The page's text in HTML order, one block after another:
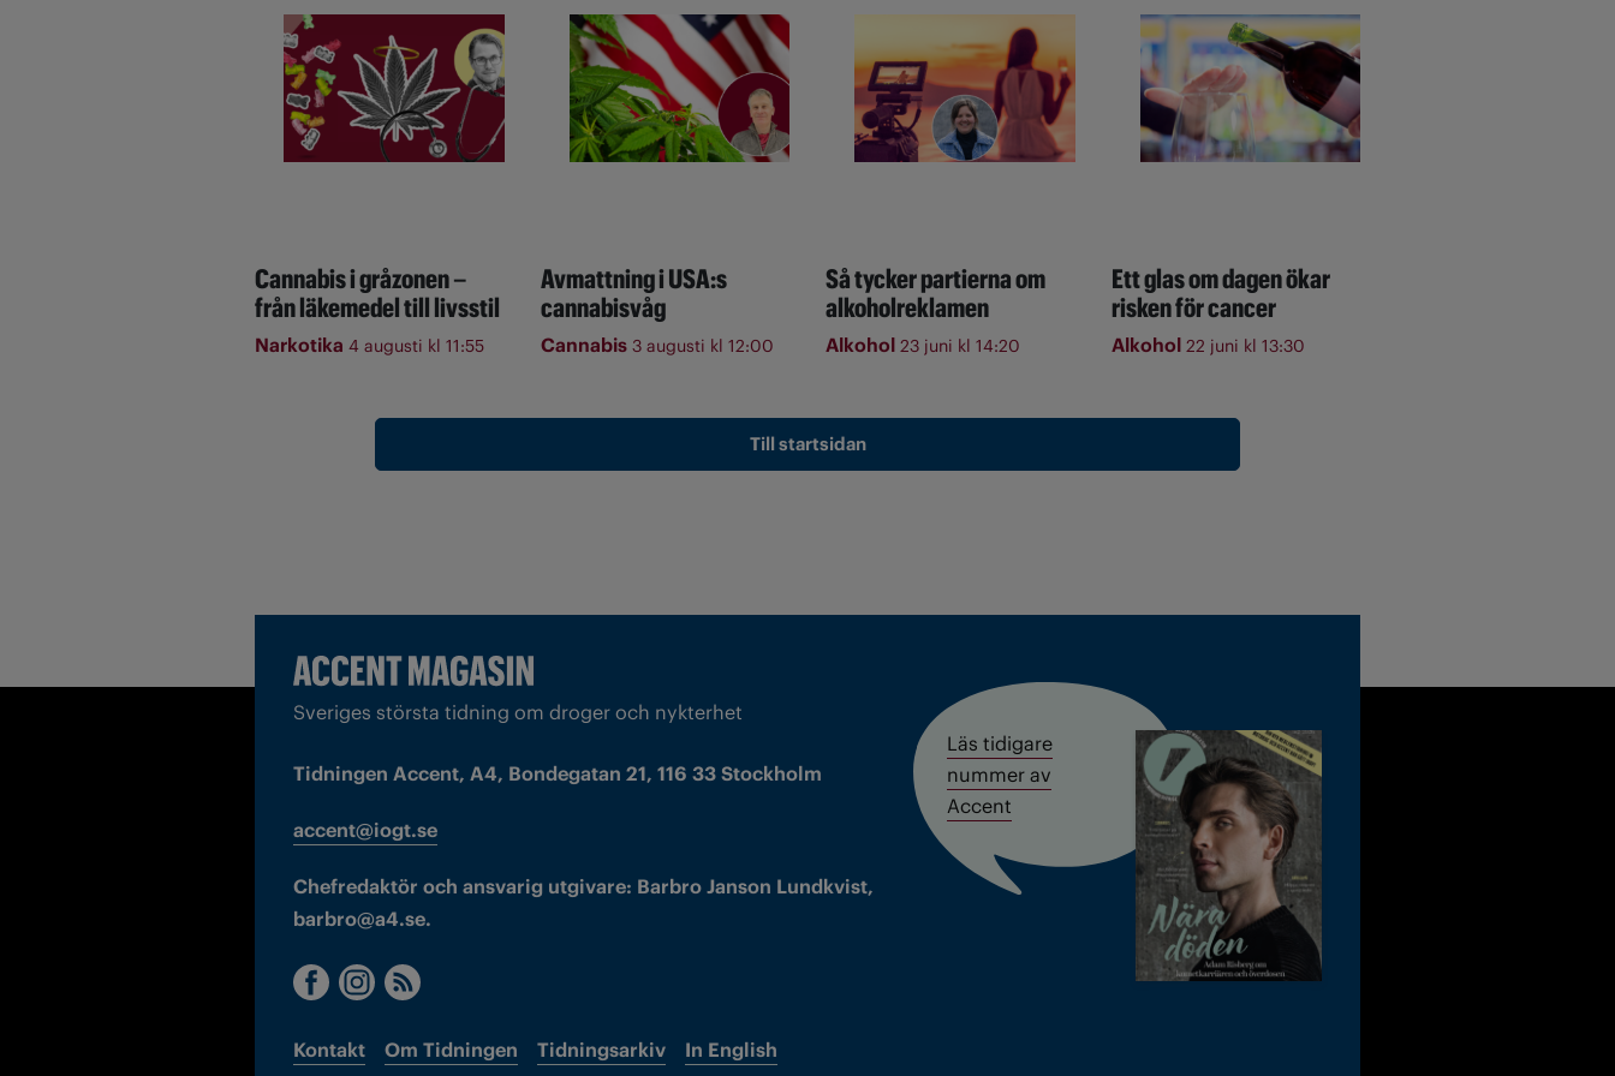
Cannabis i gråzonen –
från läkemedel till livsstil
Narkotika 4 augusti kl 11:55
Avmattning i USA:s
cannabisvåg
Cannabis 3 augusti kl 12:00
Så tycker partierna om
alkoholreklamen
Alkohol 23 juni kl 14:20
Ett glas om dagen ökar
risken för cancer
Alkohol 22 juni kl 13:30
Till startsidan
Sveriges största tidning om droger och nykterhet
Tidningen Accent, A4, Bondegatan 21, 116 33 Stockholm
accent@iogt.se
Chefredaktör och ansvarig utgivare: Barbro Janson Lundkvist,
barbro@a4.se.
Kontakt Om Tidningen Tidningsarkiv In English
Läs tidigare
nummer av
Accent